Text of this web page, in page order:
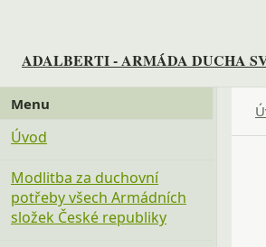
ADALBERTI - ARMÁDA DUCHA
Menu
Úvod
Modlitba za duchovní
potřeby všech Armádních
složek České republiky